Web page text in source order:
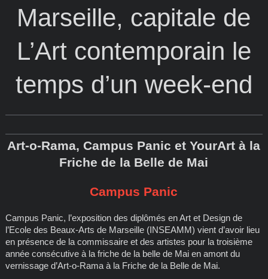
Marseille, capitale de
L’Art contemporain le
temps d’un week-end
Art-o-Rama, Campus Panic et YourArt à la
Friche de la Belle de Mai
Campus Panic
Campus Panic, l’exposition des diplômés en Art et Design de
l’Ecole des Beaux-Arts de Marseille (INSEAMM) vient d’avoir lieu
en présence de la commissaire et des artistes pour la troisième
année consécutive à la friche de la belle de Mai en amont du
vernissage d’Art-o-Rama à la Friche de la Belle de Mai.